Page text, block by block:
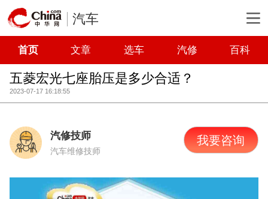
汽车
首页 文章 选车 汽修 百科
五菱宏光七座胎压是多少合适？
2023-07-17 16:18:55
汽修技师
汽车维修技师
我要咨询